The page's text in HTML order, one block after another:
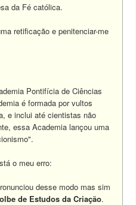
da Fé católica.
retificação e penitenciar-me
Pontifícia de Ciências
é formada por vultos
e inclui até cientistas não
essa Academia lançou uma
o meu erro:
desse modo mas sim
de Estudos da Criação.